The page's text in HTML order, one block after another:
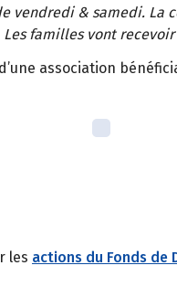
vendredi & samedi. La
Les familles vont
association
les actions du Fonds de